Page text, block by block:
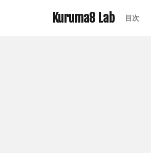
Kuruma8 Lab 目次